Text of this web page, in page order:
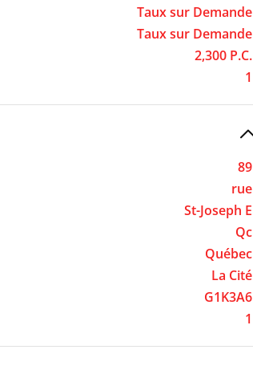
Taux sur Demande
Taux sur Demande
2,300 P.C.
1
89
rue
St-Joseph E
Qc
Québec
La Cité
G1K3A6
1